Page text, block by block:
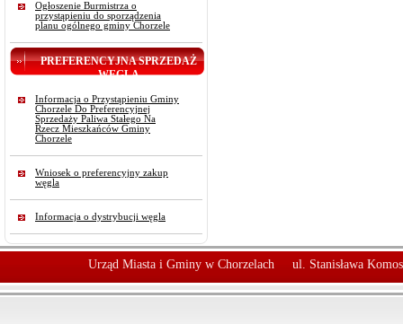
Ogłoszenie Burmistrza o
przystąpieniu do sporządzenia
planu ogólnego gminy Chorzele
PREFERENCYJNA SPRZEDAŻ
WĘGLA
Informacja o Przystąpieniu Gminy
Chorzele Do Preferencyjnej
Sprzedaży Paliwa Stałego Na
Rzecz Mieszkańców Gminy
Chorzele
Wniosek o preferencyjny zakup
węgla
Informacja o dystrybucji węgla
Urząd Miasta i Gminy w Chorzelach ul. Stanisława